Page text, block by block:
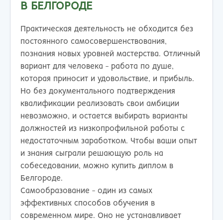
В БЕЛГОРОДЕ
Практическая деятельность не обходится без
постоянного самосовершенствования,
познания новых уровней мастерства. Отличный
вариант для человека - работа по душе,
которая приносит и удовольствие, и прибыль.
Но без документального подтверждения
квалификации реализовать свои амбиции
невозможно, и остается выбирать варианты
должностей из низкопрофильной работы с
недостаточным заработком. Чтобы ваши опыт
и знания сыграли решающую роль на
собеседовании, можно купить диплом в
Белгороде.
Самообразование - один из самых
эффективных способов обучения в
современном мире. Оно не устанавливает